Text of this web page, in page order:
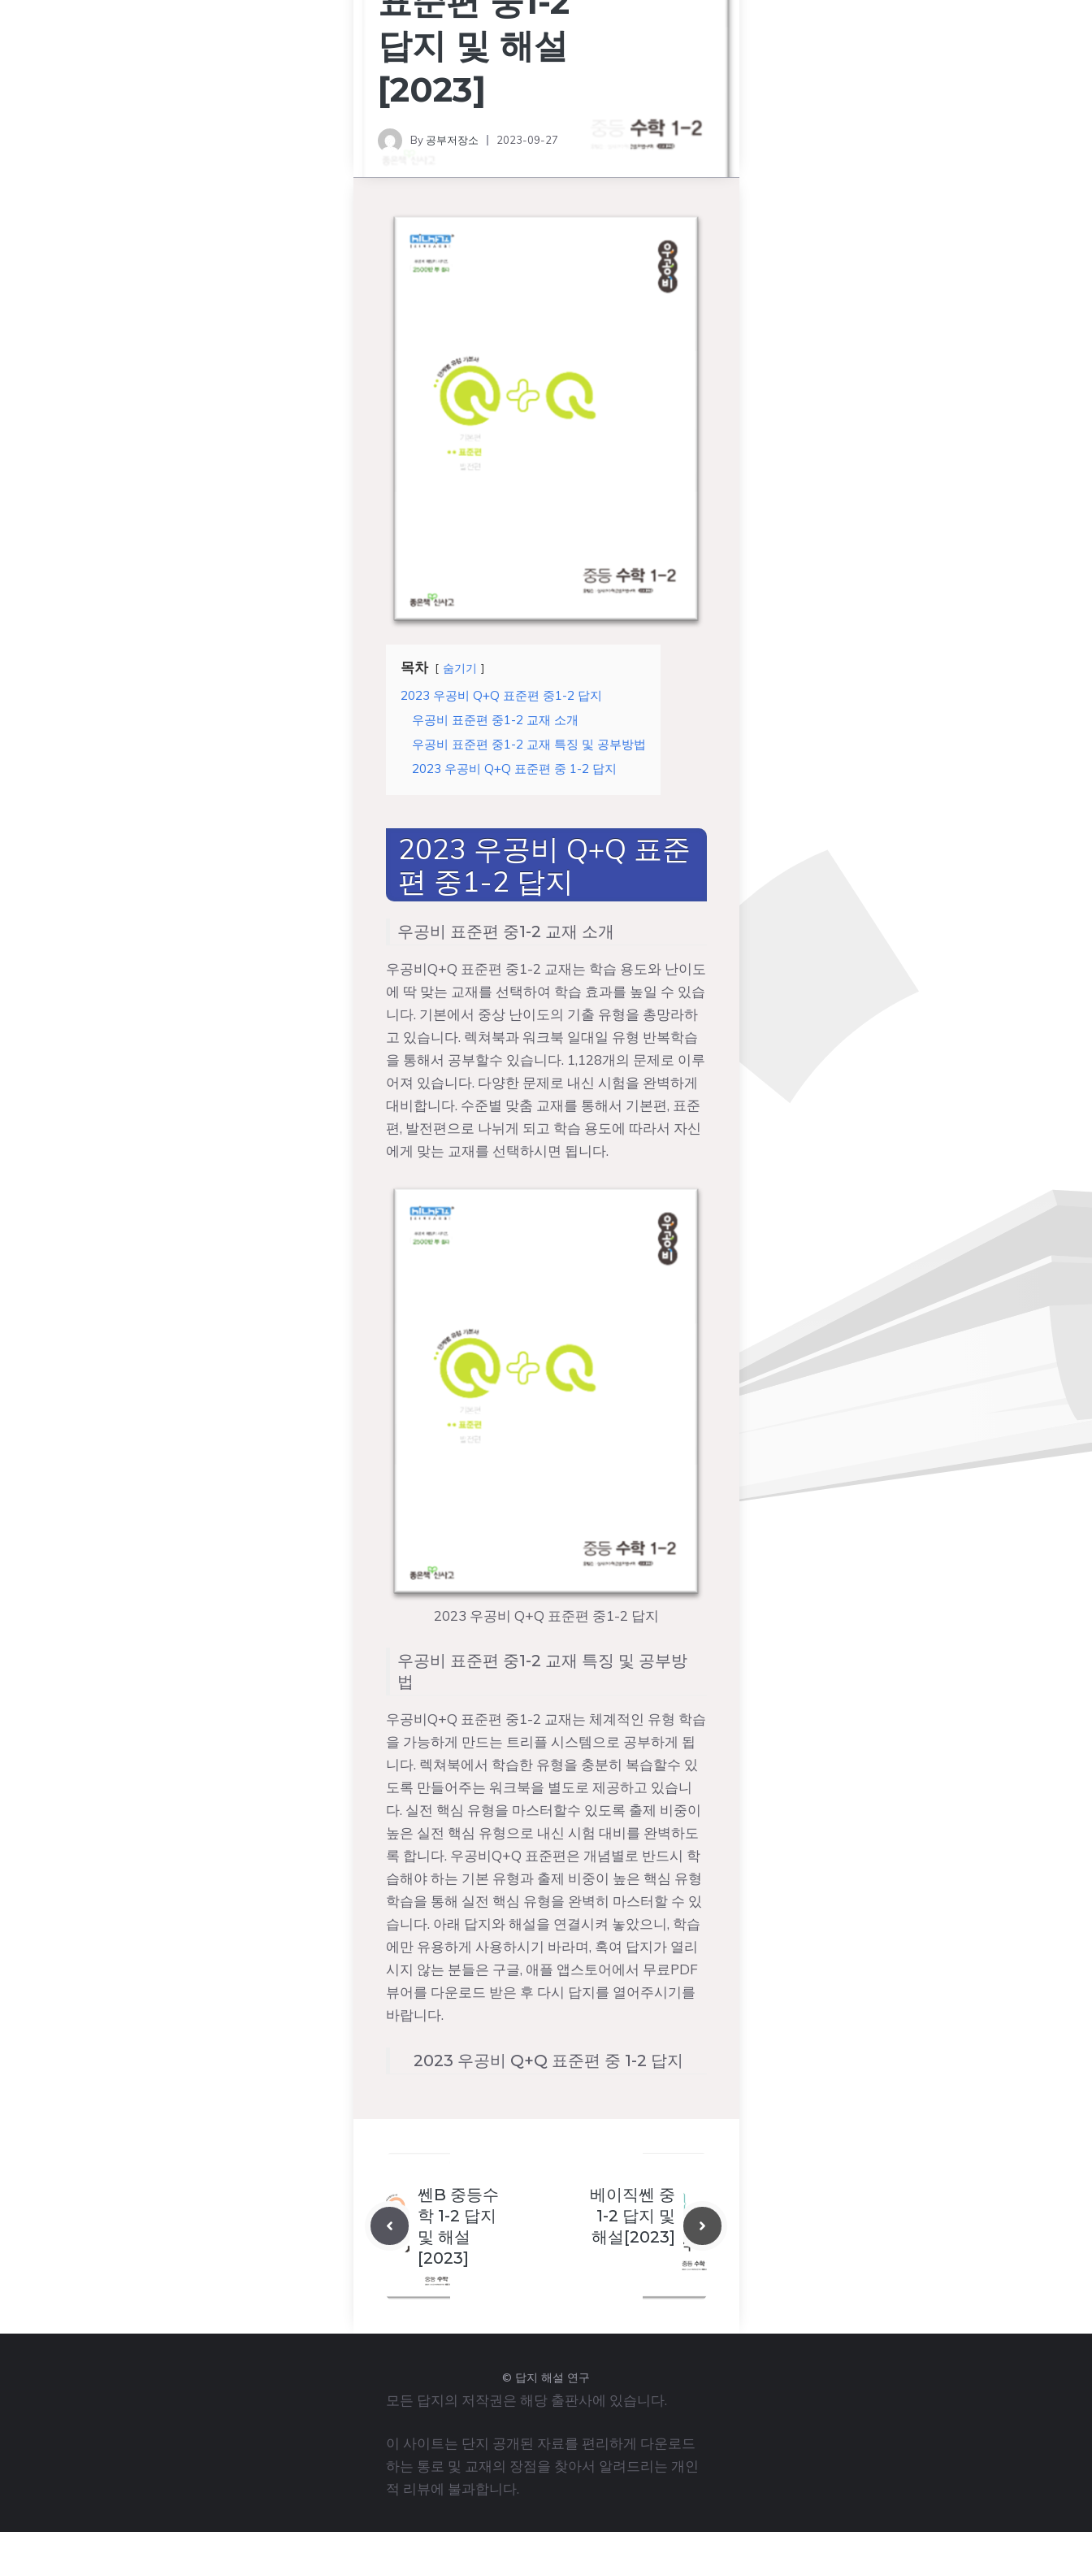
답지 및 해설
[2023]
By 공부저장소 2023-09-27
목차 숨기기
2023 우공비 Q+Q 표준편 중1-2 답지
우공비 표준편 중1-2 교재 소개
우공비 표준편 중1-2 교재 특징 및 공부방법
2023 우공비 Q+Q 표준편 중 1-2 답지
2023 우공비 Q+Q 표준
편 중1-2 답지
우공비 표준편 중1-2 교재 소개
우공비Q+Q 표준편 중1-2 교재는 학습 용도와 난이도
에 딱 맞는 교재를 선택하여 학습 효과를 높일 수 있습
니다. 기본에서 중상 난이도의 기출 유형을 총망라하
고 있습니다. 렉쳐북과 워크북 일대일 유형 반복학습
을 통해서 공부할수 있습니다. 1,128개의 문제로 이루
어져 있습니다. 다양한 문제로 내신 시험을 완벽하게
대비합니다. 수준별 맞춤 교재를 통해서 기본편, 표준
편, 발전편으로 나뉘게 되고 학습 용도에 따라서 자신
에게 맞는 교재를 선택하시면 됩니다.
2023 우공비 Q+Q 표준편 중1-2 답지
우공비 표준편 중1-2 교재 특징 및 공부방
법
우공비Q+Q 표준편 중1-2 교재는 체계적인 유형 학습
을 가능하게 만드는 트리플 시스템으로 공부하게 됩
니다. 렉쳐북에서 학습한 유형을 충분히 복습할수 있
도록 만들어주는 워크북을 별도로 제공하고 있습니
다. 실전 핵심 유형을 마스터할수 있도록 출제 비중이
높은 실전 핵심 유형으로 내신 시험 대비를 완벽하도
록 합니다. 우공비Q+Q 표준편은 개념별로 반드시 학
습해야 하는 기본 유형과 출제 비중이 높은 핵심 유형
학습을 통해 실전 핵심 유형을 완벽히 마스터할 수 있
습니다. 아래 답지와 해설을 연결시켜 놓았으니, 학습
에만 유용하게 사용하시기 바라며, 혹여 답지가 열리
시지 않는 분들은 구글, 애플 앱스토어에서 무료PDF
뷰어를 다운로드 받은 후 다시 답지를 열어주시기를
바랍니다.
2023 우공비 Q+Q 표준편 중 1-2 답지
쎈B 중등수
학 1-2 답지
및 해설
[2023]
베이직쎈 중
1-2 답지 및
해설[2023]
© 답지 해설 연구
모든 답지의 저작권은 해당 출판사에 있습니다.
이 사이트는 단지 공개된 자료를 편리하게 다운로드
하는 통로 및 교재의 장점을 찾아서 알려드리는 개인
적 리뷰에 불과합니다.